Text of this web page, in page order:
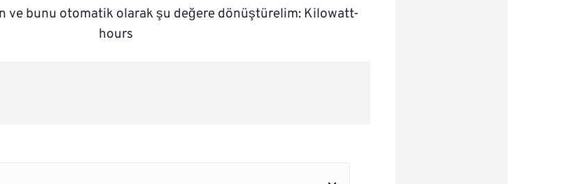
ve bunu otomatik olarak şu değere dönüştürelim: Kilowatt-
hours